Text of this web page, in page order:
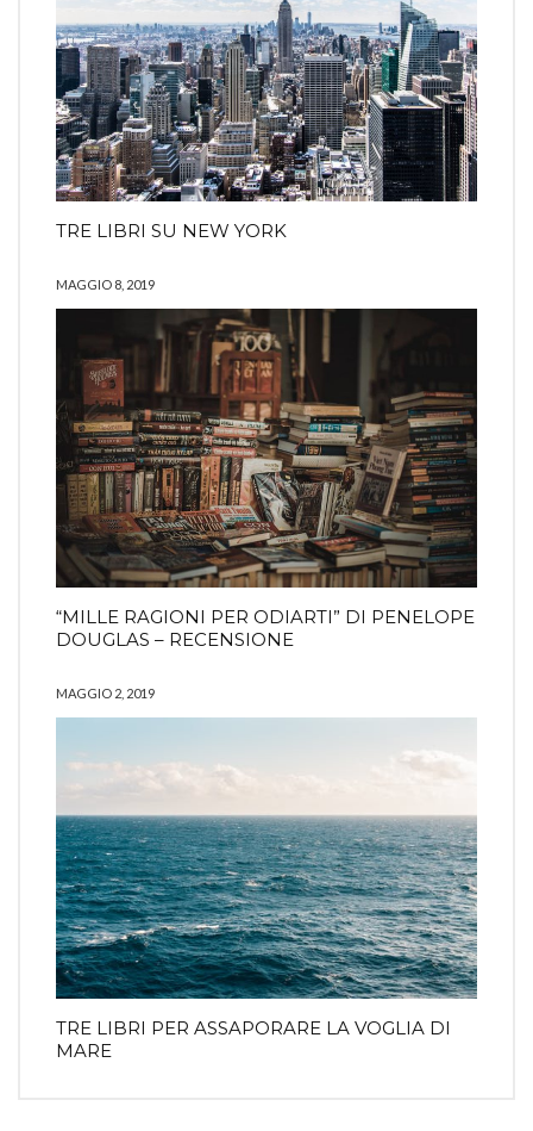
TRE LIBRI SU NEW YORK
MAGGIO 8, 2019
“MILLE RAGIONI PER ODIARTI” DI PENELOPE
DOUGLAS – RECENSIONE
MAGGIO 2, 2019
TRE LIBRI PER ASSAPORARE LA VOGLIA DI
MARE